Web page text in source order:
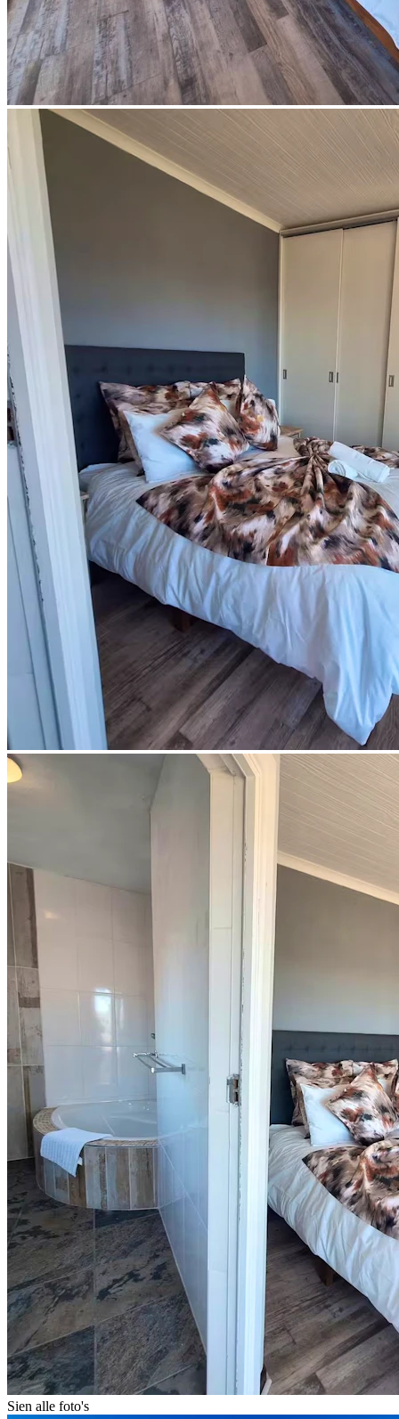
Sien alle foto's